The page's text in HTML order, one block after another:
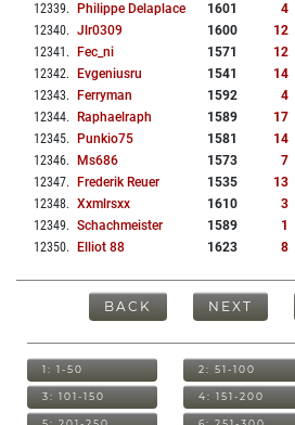
12339. Philippe Delaplace 1601 4
12340. Jlr0309 1600 12
12341 . Fec_ni 1571 12
12342. Evgeniusru 1541 14
12343. Ferryman 1592 4
12344. Raphaelraph 1589 17
12345. Punkio75 1581 14
12346. Ms686 1573 7
12347. Frederik Reuer 1535 13
12348. Xxmlrsxx 1610 3
12349. Schachmeister 1589 1
12350. Elliot 88 1623 8
BACK NEXT
1: 1-50 2: 51-100
3: 101-150 4: 151-200